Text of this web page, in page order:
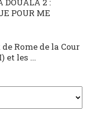
POUR ME
Rome de la Cour
et les ...